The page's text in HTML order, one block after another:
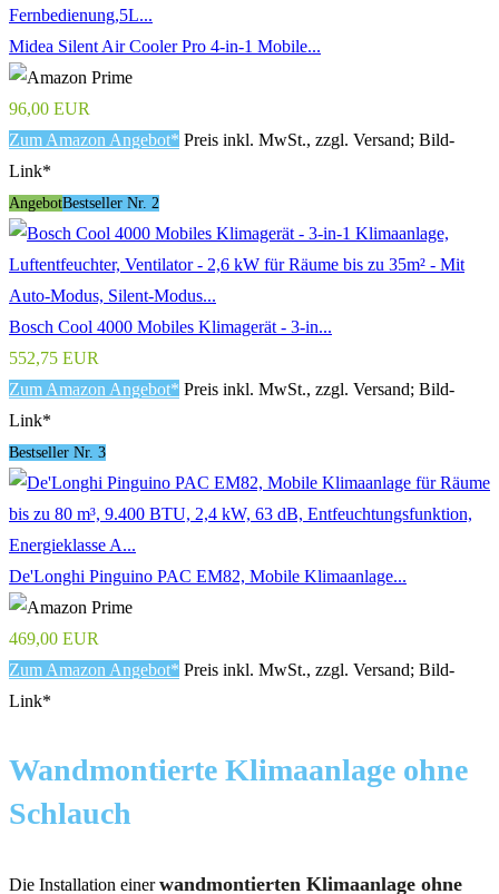
Midea Silent Air Cooler Pro 4-in-1 Mobile...
96,00 EUR
Zum Amazon Angebot* Preis inkl. MwSt., zzgl. Versand; Bild-
Link*
AngebotBestseller Nr. 2
Bosch Cool 4000 Mobiles Klimagerät - 3-in...
552,75 EUR
Zum Amazon Angebot* Preis inkl. MwSt., zzgl. Versand; Bild-
Link*
Bestseller Nr. 3
De'Longhi Pinguino PAC EM82, Mobile Klimaanlage...
469,00 EUR
Zum Amazon Angebot* Preis inkl. MwSt., zzgl. Versand; Bild-
Link*
Wandmontierte Klimaanlage ohne
Schlauch
Die Installation einerwandmontierten Klimaanlage ohne